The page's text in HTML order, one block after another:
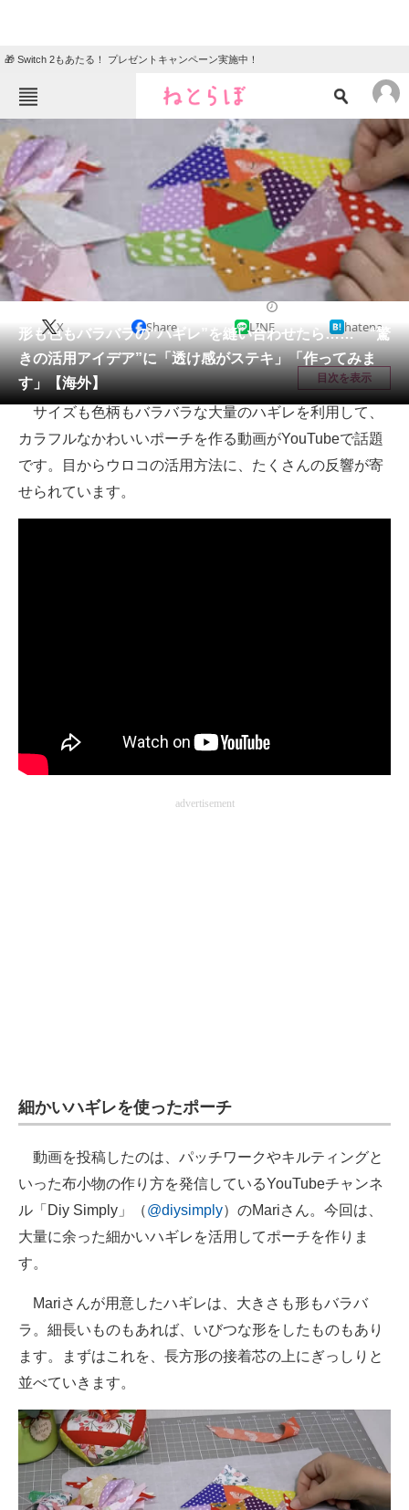
🎁 Switch 2もあたる！ プレゼントキャンペーン実施中！
TOP ニュース
エンタメ クイズ
グルメ 地域
住まい 教育・育児
動物 リサーチ
会員記事
メディア
注目記事を集めた総合ページ
ITの今と未来を見通す
スマホと通信の最新トレンド
マーケ×ITの今がよく分かる
ITエンジニア向け専門サイト
建設×テクノロジーの最前線
ちょっと気になるネットの話題
形も色もバラバラの“ハギレ”を縫い合わせたら…… “驚
きの活用アイデア”に「透け感がステキ」「作ってみま
す」【海外】
X Share LINE hatena
目次を表示
サイズも色柄もバラバラな大量のハギレを利用して、
カラフルなかわいいポーチを作る動画がYouTubeで話題
です。目からウロコの活用方法に、たくさんの反響が寄
せられています。
advertisement
細かいハギレを使ったポーチ
動画を投稿したのは、パッチワークやキルティングと
いった布小物の作り方を発信しているYouTubeチャンネ
ル「Diy Simply」（@diysimply）のMariさん。今回は、
大量に余った細かいハギレを活用してポーチを作りま
す。
Mariさんが用意したハギレは、大きさも形もバラバ
ラ。細長いものもあれば、いびつな形をしたものもあり
ます。まずはこれを、長方形の接着芯の上にぎっしりと
並べていきます。